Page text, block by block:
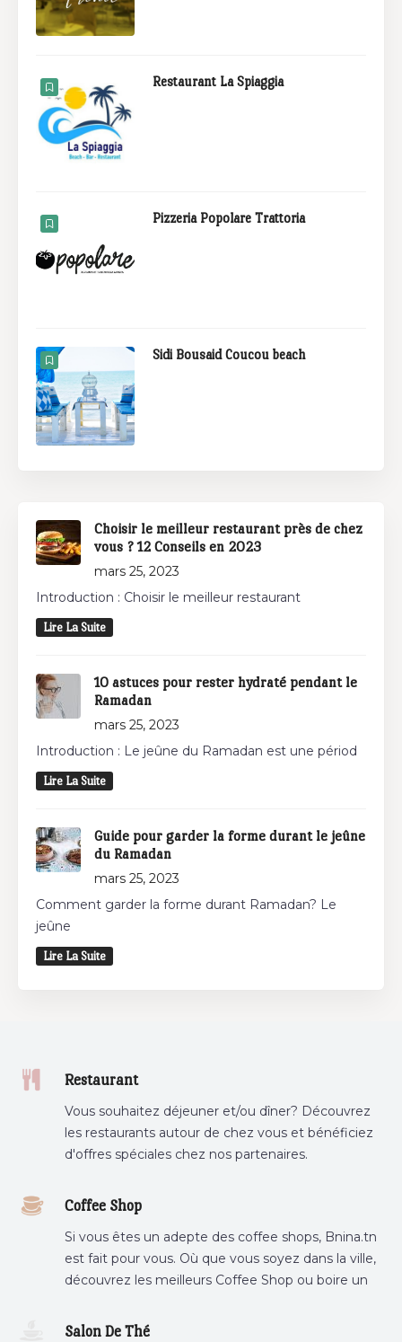
Restaurant La Spiaggia
Pizzeria Popolare Trattoria
Sidi Bousaid Coucou beach
Choisir le meilleur restaurant près de chez
vous ? 12 Conseils en 2023
mars 25, 2023
Introduction : Choisir le meilleur restaurant
Lire La Suite
10 astuces pour rester hydraté pendant le
Ramadan
mars 25, 2023
Introduction : Le jeûne du Ramadan est une périod
Lire La Suite
Guide pour garder la forme durant le jeûne
du Ramadan
mars 25, 2023
Comment garder la forme durant Ramadan? Le
jeûne
Lire La Suite
Restaurant
Vous souhaitez déjeuner et/ou dîner? Découvrez
les restaurants autour de chez vous et bénéficiez
d'offres spéciales chez nos partenaires.
Coffee Shop
Si vous êtes un adepte des coffee shops, Bnina.tn
est fait pour vous. Où que vous soyez dans la ville,
découvrez les meilleurs Coffee Shop ou boire un
Salon De Thé